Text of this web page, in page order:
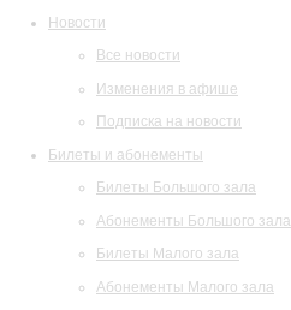
Новости
Все новости
Изменения в афише
Подписка на новости
Билеты и абонементы
Билеты Большого зала
Абонементы Большого зала
Билеты Малого зала
Абонементы Малого зала